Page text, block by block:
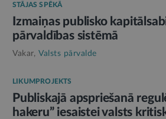
STĀJAS SPĒKĀ
Izmaiņas publisko
pārvaldības sistēmā
Vakar, Valsts pārvalde
LIKUMPROJEKTS
Publiskajā apspriešanā
hakeru” iesaistei valsts